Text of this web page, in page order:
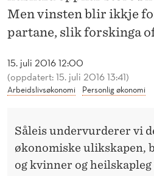
K
S
T
Ø
R
E
N
E
15. juli 2016 12:00
(oppdatert: 15. juli 2016 13:41)
Arbeidslivsøkonomi Personlig økonomi
Men vinsten blir ikkje
partane, slik forskinga
Såleis undervurderer vi
økonomiske ulikskapen,
og kvinner og